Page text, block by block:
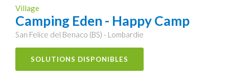
Village
Camping Eden - Happy Camp
San Felice del Benaco (BS) - Lombardie
SOLUTIONS DISPONIBLES